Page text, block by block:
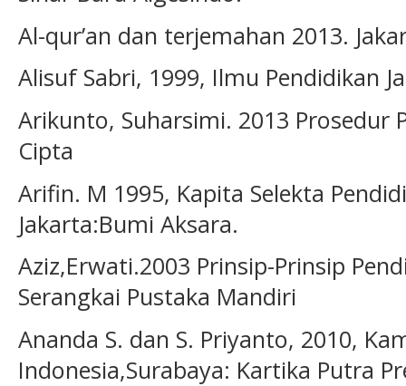
Al-qur’an dan terjemahan 2013.
Alisuf Sabri, 1999, Ilmu Pendidikan
Arikunto, Suharsimi. 2013 Prosedur
Cipta
Arifin. M 1995, Kapita Selekta
Jakarta:Bumi Aksara.
Aziz,Erwati.2003 Prinsip-Prinsip
Serangkai Pustaka Mandiri
Ananda S. dan S. Priyanto, 2010,
Indonesia,Surabaya: Kartika Putra